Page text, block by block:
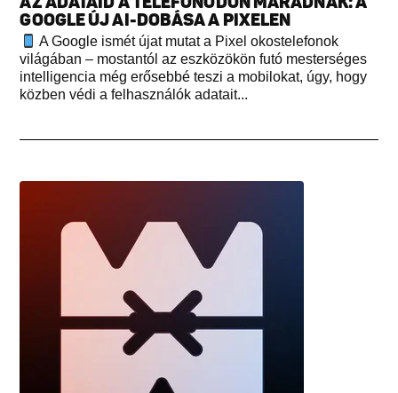
GOOGLE ÚJ AI-DOBÁSA A PIXELEN
A Google ismét újat mutat a Pixel okostelefonok
világában – mostantól az eszközökön futó mesterséges
intelligencia még erősebbé teszi a mobilokat, úgy, hogy
közben védi a felhasználók adatait...